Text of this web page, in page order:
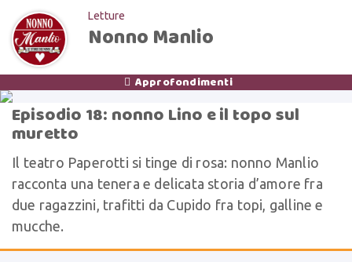
Letture
Nonno Manlio
 Approfondimenti
Episodio 18: nonno Lino e il topo sul
muretto
Il teatro Paperotti si tinge di rosa: nonno Manlio
racconta una tenera e delicata storia d’amore fra
due ragazzini, trafitti da Cupido fra topi, galline e
mucche.